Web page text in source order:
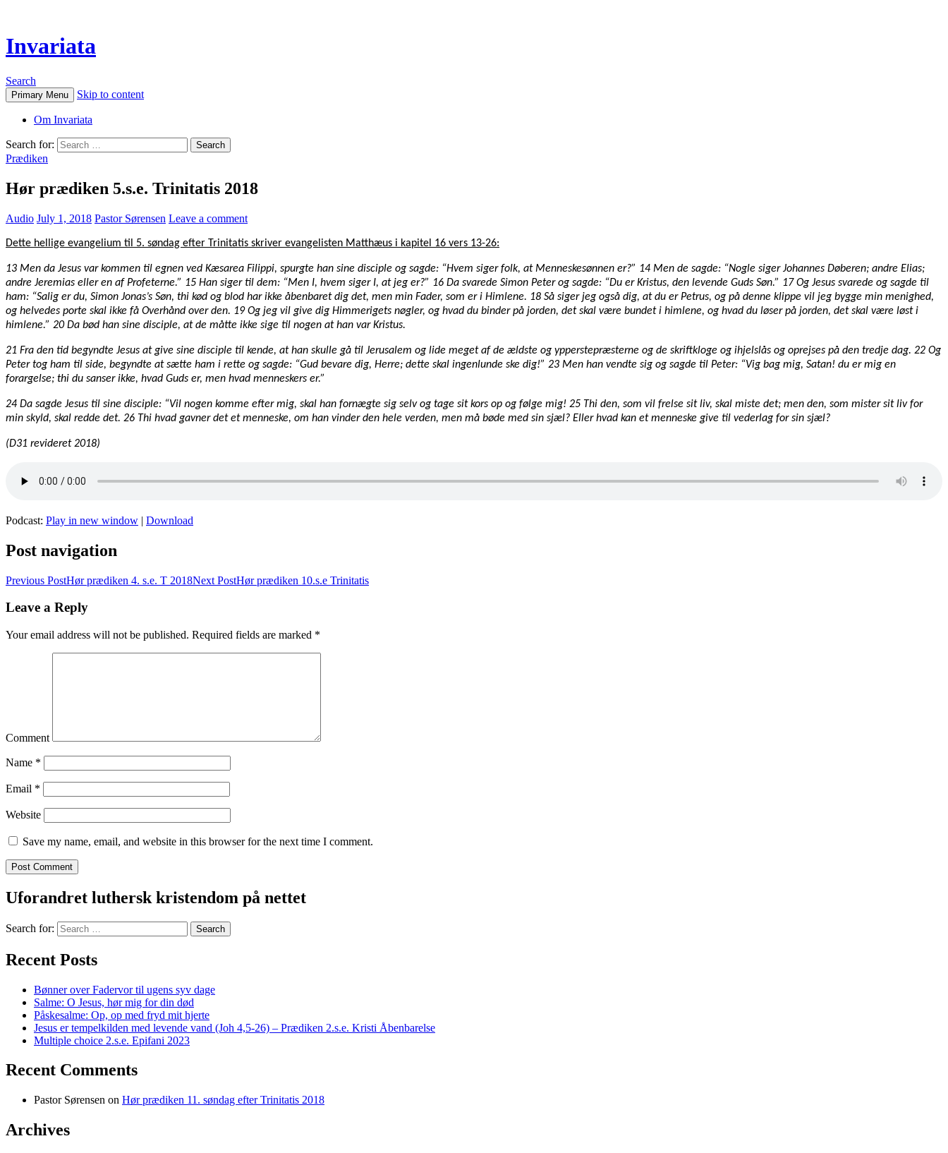
Invariata
Search
Primary Menu Skip to content
Om Invariata
Search for:
Prædiken
Hør prædiken 5.s.e. Trinitatis 2018
Audio July 1, 2018 Pastor Sørensen Leave a comment
Dette hellige evangelium til 5. søndag efter Trinitatis skriver evangelisten Matthæus i kapitel 16 vers 13-26:
13 Men da Jesus var kommen til egnen ved Kæsarea Filippi, spurgte han sine disciple og sagde: “Hvem siger folk, at Menneskesønnen er?” 14 Men de sagde: “Nogle siger Johannes Døberen; andre Elias;
andre Jeremias eller en af Profeterne.” 15 Han siger til dem: “Men I, hvem siger I, at jeg er?” 16 Da svarede Simon Peter og sagde: “Du er Kristus, den levende Guds Søn.” 17 Og Jesus svarede og sagde til
ham: “Salig er du, Simon Jonas’s Søn, thi kød og blod har ikke åbenbaret dig det, men min Fader, som er i Himlene. 18 Så siger jeg også dig, at du er Petrus, og på denne klippe vil jeg bygge min menighed,
og helvedes porte skal ikke få Overhånd over den. 19 Og jeg vil give dig Himmerigets nøgler, og hvad du binder på jorden, det skal være bundet i himlene, og hvad du løser på jorden, det skal være løst i
himlene.” 20 Da bød han sine disciple, at de måtte ikke sige til nogen at han var Kristus.
21 Fra den tid begyndte Jesus at give sine disciple til kende, at han skulle gå til Jerusalem og lide meget af de ældste og ypperstepræsterne og de skriftkloge og ihjelslås og oprejses på den tredje dag. 22 Og
Peter tog ham til side, begyndte at sætte ham i rette og sagde: “Gud bevare dig, Herre; dette skal ingenlunde ske dig!” 23 Men han vendte sig og sagde til Peter: “Vig bag mig, Satan! du er mig en
forargelse; thi du sanser ikke, hvad Guds er, men hvad menneskers er.”
24 Da sagde Jesus til sine disciple: “Vil nogen komme efter mig, skal han fornægte sig selv og tage sit kors op og følge mig! 25 Thi den, som vil frelse sit liv, skal miste det; men den, som mister sit liv for
min skyld, skal redde det. 26 Thi hvad gavner det et menneske, om han vinder den hele verden, men må bøde med sin sjæl? Eller hvad kan et menneske give til vederlag for sin sjæl?
(D31 revideret 2018)
Podcast: Play in new window | Download
Post navigation
Previous PostHør prædiken 4. s.e. T 2018Next PostHør prædiken 10.s.e Trinitatis
Leave a Reply
Your email address will not be published. Required fields are marked *
Comment
Name *
Email *
Website
Save my name, email, and website in this browser for the next time I comment.
Uforandret luthersk kristendom på nettet
Search for:
Recent Posts
Bønner over Fadervor til ugens syv dage
Salme: O Jesus, hør mig for din død
Påskesalme: Op, op med fryd mit hjerte
Jesus er tempelkilden med levende vand (Joh 4,5-26) – Prædiken 2.s.e. Kristi Åbenbarelse
Multiple choice 2.s.e. Epifani 2023
Recent Comments
Pastor Sørensen on Hør prædiken 11. søndag efter Trinitatis 2018
Archives